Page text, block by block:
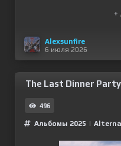
+
Alexsunfire
6 июля 2026
The Last Dinner
496
Альбомы 2025 |